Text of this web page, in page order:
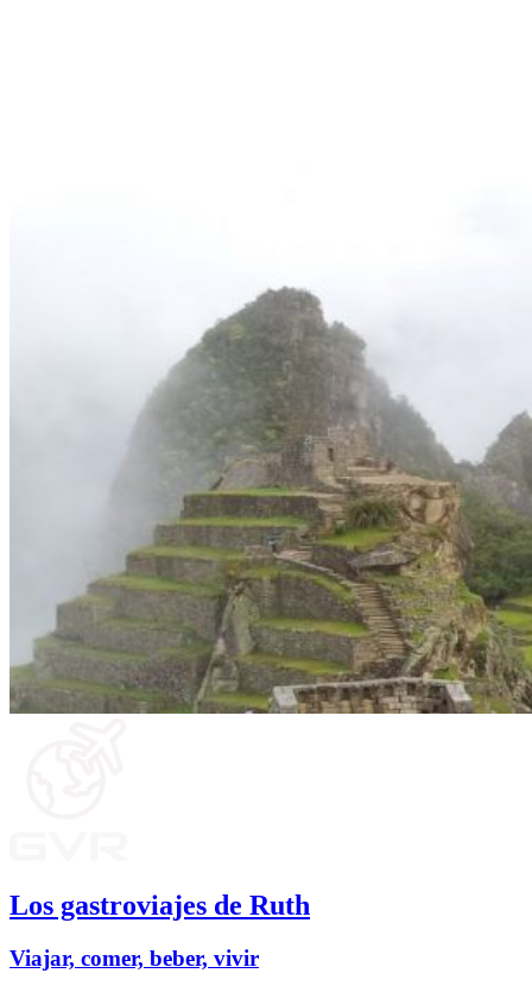
Los gastroviajes de Ruth
Viajar, comer, beber, vivir